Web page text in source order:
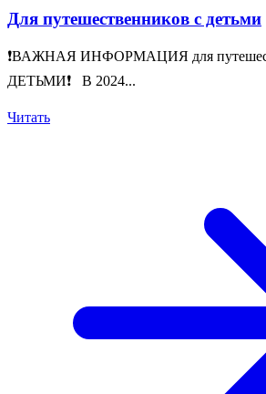
Для путешественников с детьми
❗️ВАЖНАЯ ИНФОРМАЦИЯ для
ДЕТЬМИ❗️ В 2024...
Читать